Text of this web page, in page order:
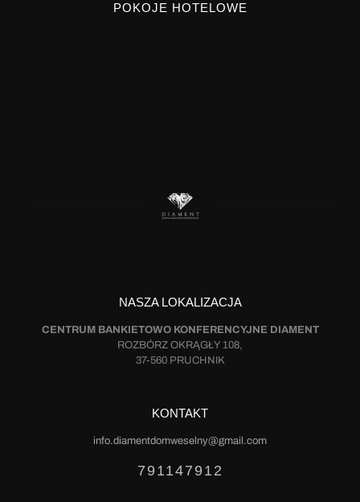
POKOJE HOTELOWE
NASZA LOKALIZACJA
CENTRUM BANKIETOWO KONFERENCYJNE DIAMENT
ROZBÓRZ OKRĄGŁY 108,
37-560 PRUCHNIK
KONTAKT
info.diamentdomweselny@gmail.com
791147912